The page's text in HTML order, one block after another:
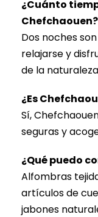
¿Cuánto
Chefchaouen?
Dos noches
relajarse y
de la
¿Es
Sí,
seguras y
¿Qué puedo
Alfombras
artículos de
jabones